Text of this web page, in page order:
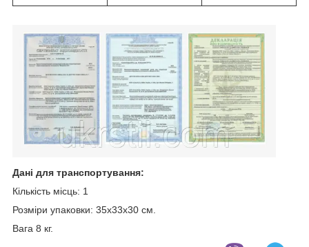
Дані для транспортування:
Кількість місць: 1
Розміри упаковки: 35х33х30 см.
Вага 8 кг.